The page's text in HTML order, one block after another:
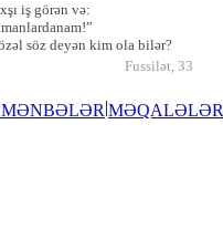
iş görən və:
söz deyən kim ola bilər?
Fussilət, 33
|MƏQALƏLƏR